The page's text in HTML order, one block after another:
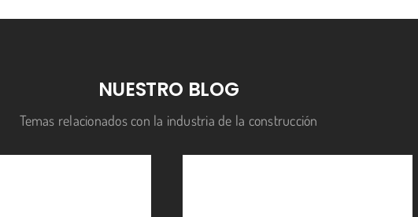
NUESTRO BLOG
Temas relacionados con la industria de la construcción